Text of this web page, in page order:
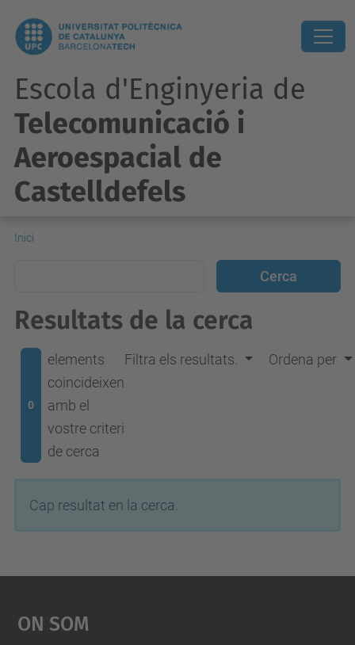
Escola d'Enginyeria de
Telecomunicació i
Aeroespacial de
Castelldefels
Inici
Resultats de la cerca
0
elements
coincideixen
amb el
vostre criteri
de cerca
Filtra els resultats. Ordena per
Cap resultat en la cerca.
On Som